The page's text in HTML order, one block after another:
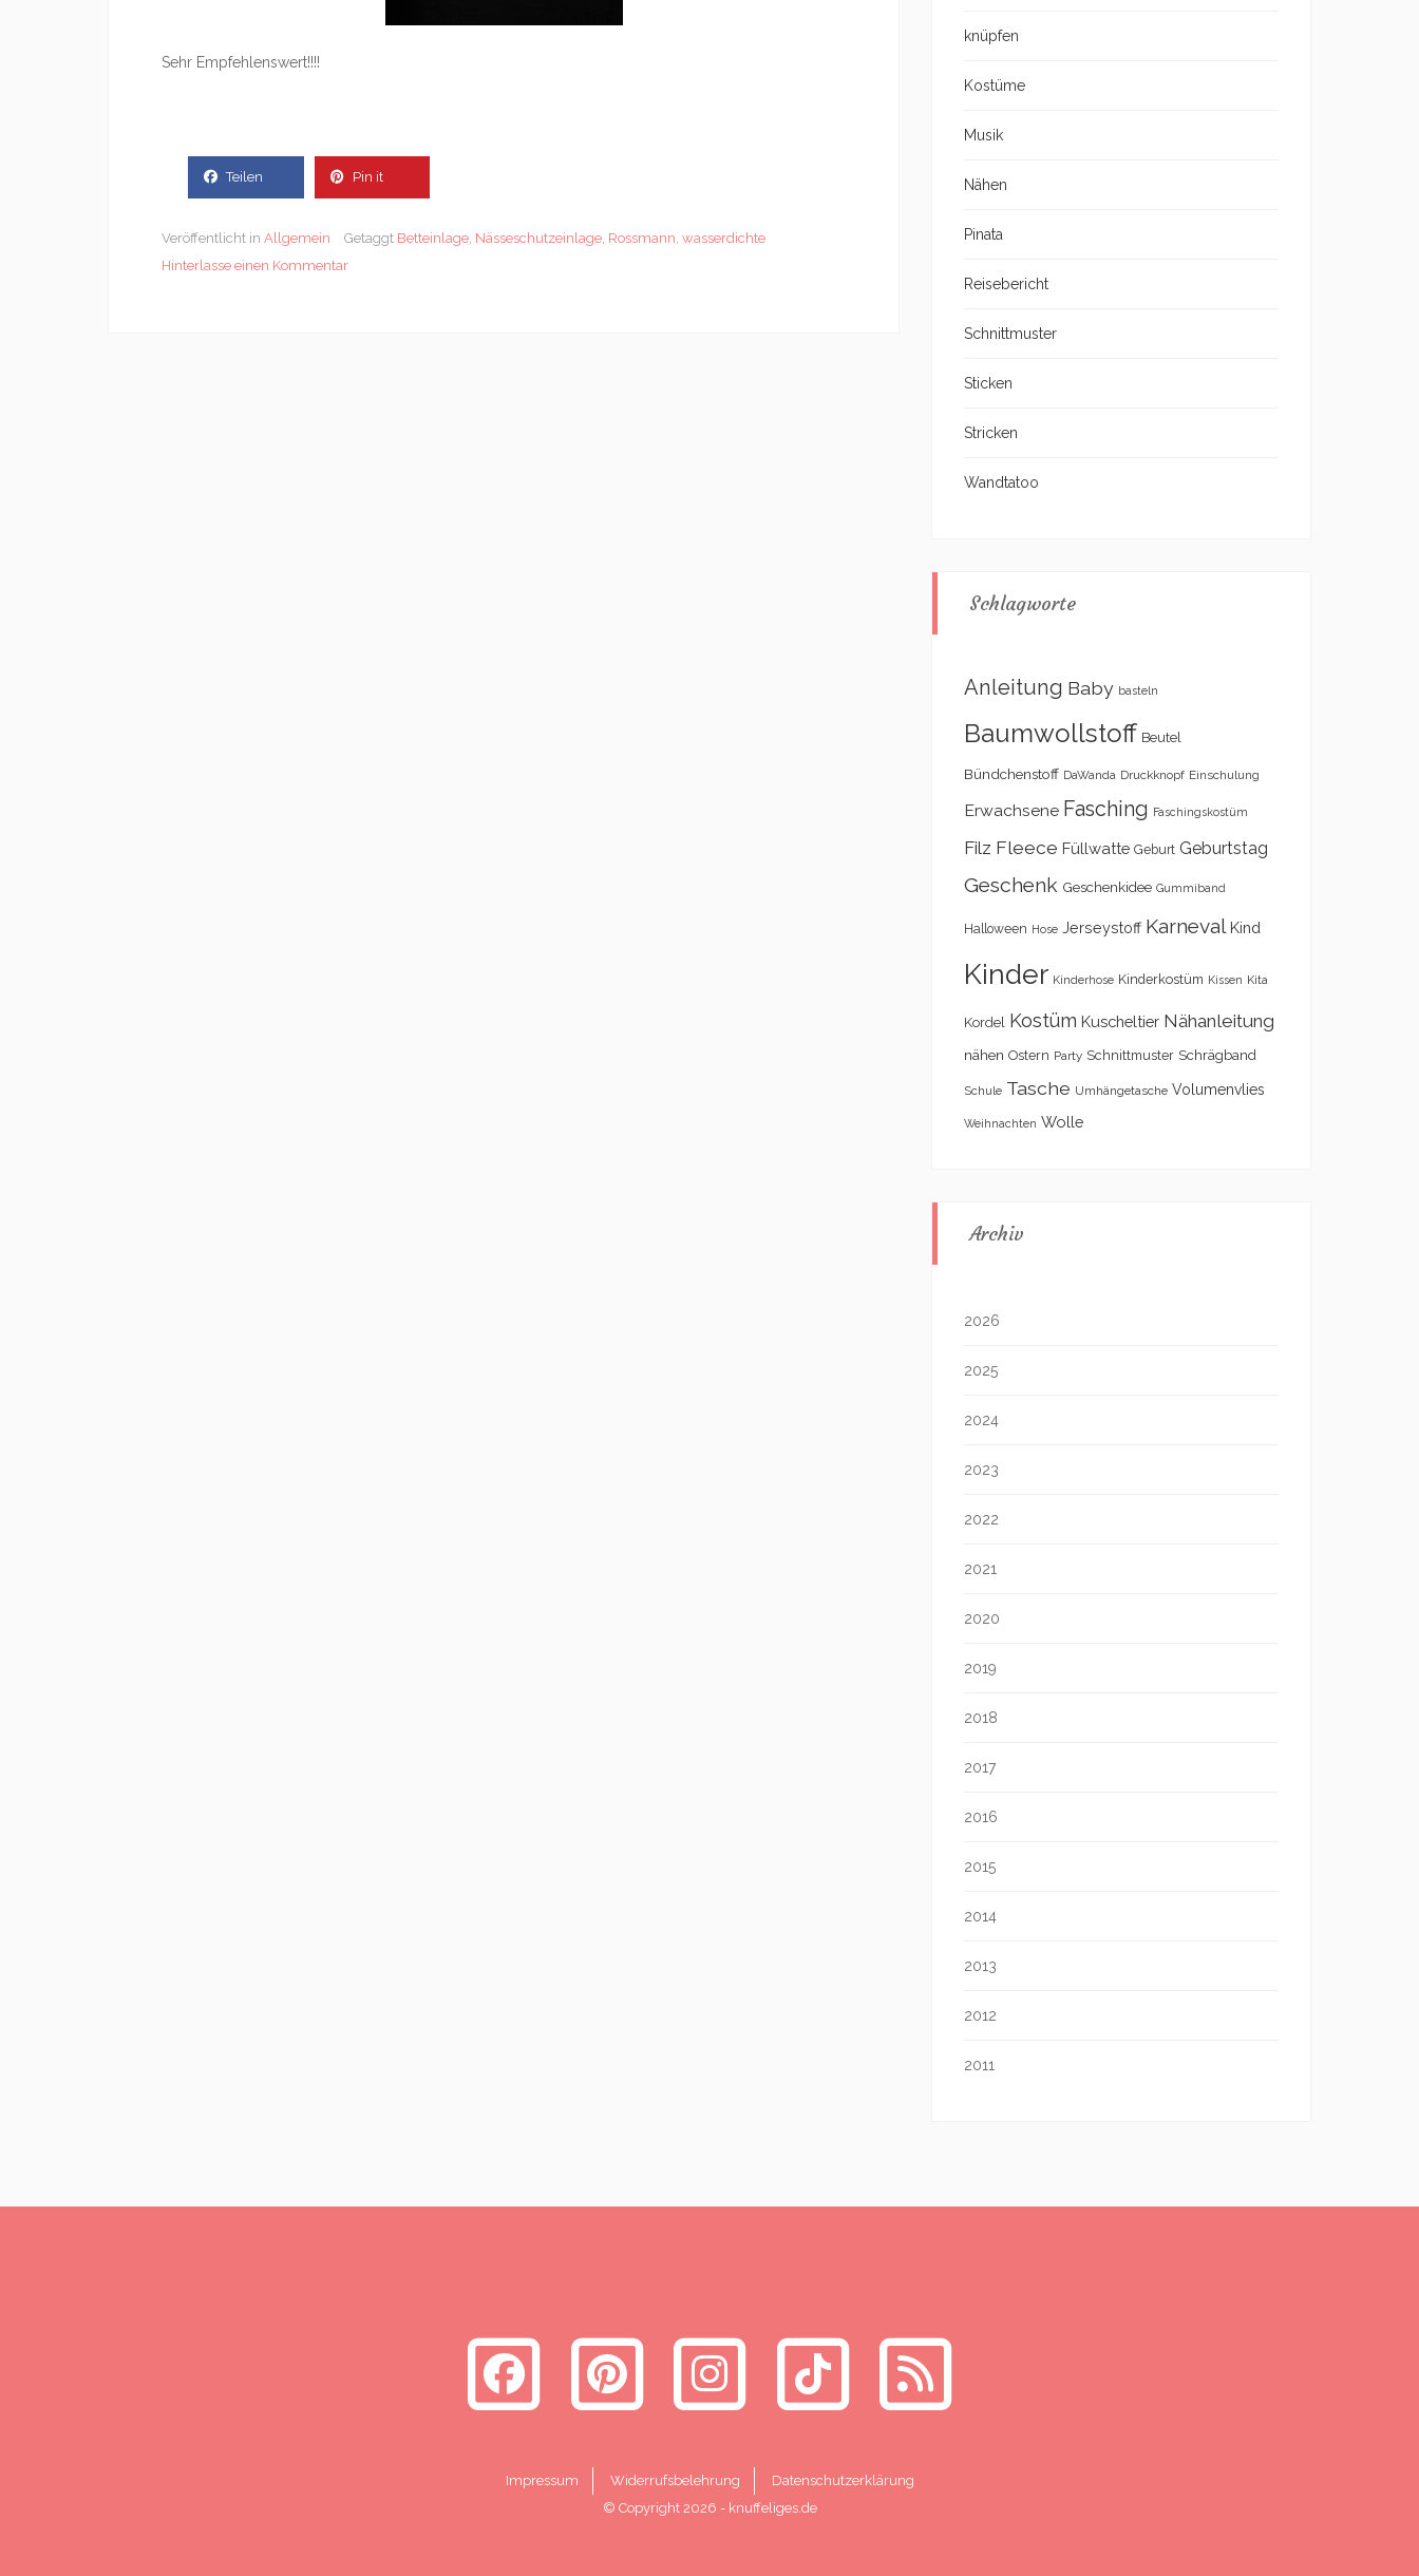
Sehr Empfehlenswert!!!!
Teilen Pin it
Veröffentlicht in Allgemein Getaggt Betteinlage, Nässeschutzeinlage, Rossmann, wasserdichte
Hinterlasse einen Kommentar
knüpfen
Kostüme
Musik
Nähen
Pinata
Reisebericht
Schnittmuster
Sticken
Stricken
Wandtatoo
Schlagworte
Anleitung Baby basteln
Baumwollstoff Beutel
Bündchenstoff DaWanda Druckknopf Einschulung
Erwachsene Fasching Faschingskostüm
Filz Fleece Füllwatte Geburt Geburtstag
Geschenk Geschenkidee Gummiband
Halloween Hose Jerseystoff Karneval Kind
Kinder Kinderhose Kinderkostüm Kissen Kita
Kordel Kostüm Kuscheltier Nähanleitung
nähen Ostern Party Schnittmuster Schrägband
Schule Tasche Umhängetasche Volumenvlies
Weihnachten Wolle
Archiv
2026
2025
2024
2023
2022
2021
2020
2019
2018
2017
2016
2015
2014
2013
2012
2011
Impressum Widerrufsbelehrung
Datenschutzerklärung
© Copyright 2026 - knuffeliges.de